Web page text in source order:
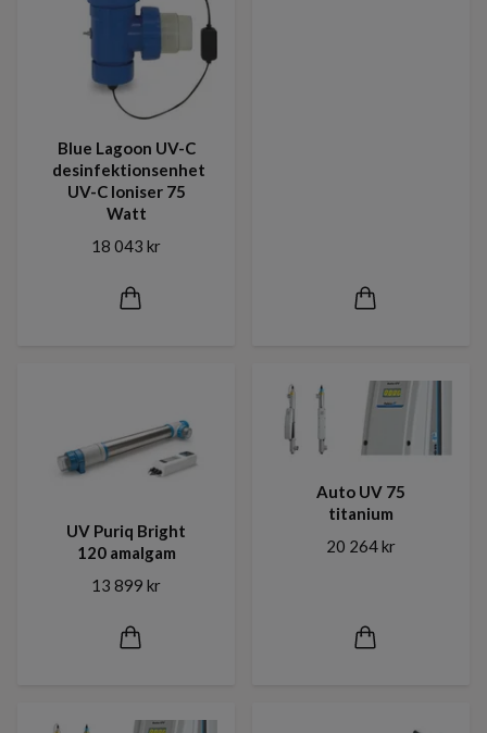
Blue Lagoon UV-C
desinfektionsenhet
UV-C Ioniser 75
Watt
18 043 kr
UV Puriq Bright
120 amalgam
13 899 kr
Auto UV 75
titanium
20 264 kr